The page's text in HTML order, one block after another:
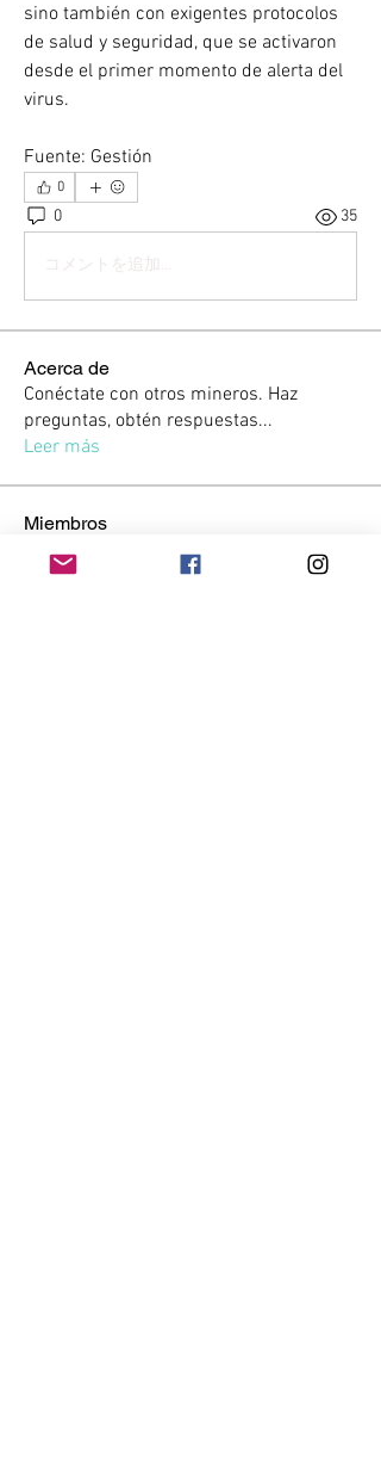
sino también con exigentes protocolos
de salud y seguridad, que se activaron
desde el primer momento de alerta del
virus.
Fuente: Gestión
0
0 35
コメントを追加…
Acerca de
Conéctate con otros mineros. Haz
preguntas, obtén respuestas...
Leer más
Miembros
Kevin Eladio Melo Seguir